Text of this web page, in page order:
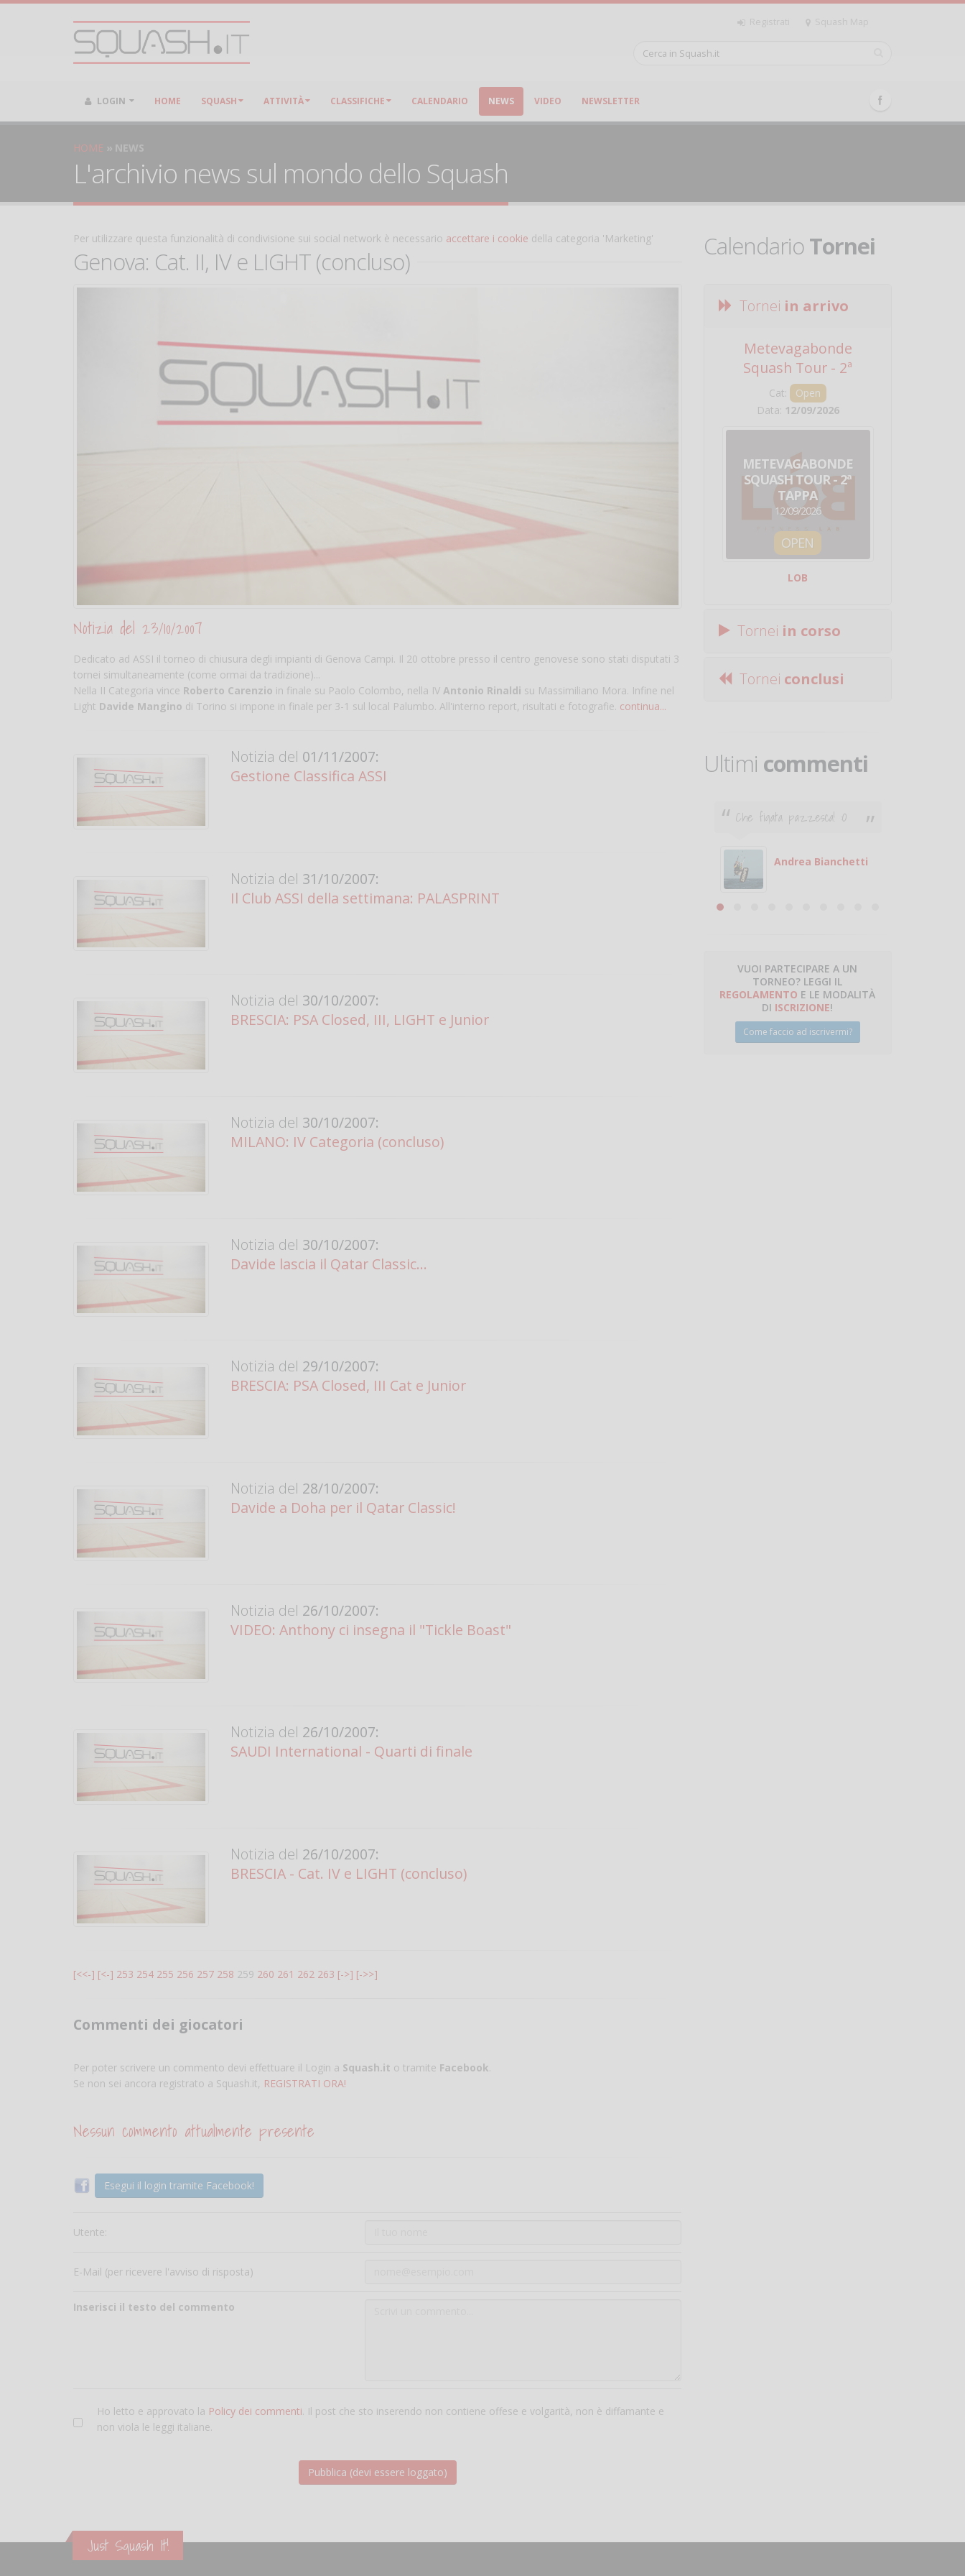
Registrati Squash Map
LOGIN HOME SQUASH ATTIVITÀ CLASSIFICHE CALENDARIO NEWS VIDEO NEWSLETTER
HOME NEWS
L'archivio news sul mondo dello Squash
Per utilizzare questa funzionalità di condivisione sui social network è necessario accettare i cookie della categoria 'Marketing'
Genova: Cat. II, IV e LIGHT (concluso)
Notizia del 23/10/2007
Dedicato ad ASSI il torneo di chiusura degli impianti di Genova Campi. Il 20 ottobre presso il centro genovese sono stati disputati 3
tornei simultaneamente (come ormai da tradizione)...
Nella II Categoria vince Roberto Carenzio in finale su Paolo Colombo, nella IV Antonio Rinaldi su Massimiliano Mora. Infine nel
Light Davide Mangino di Torino si impone in finale per 3-1 sul local Palumbo. All'interno report, risultati e fotografie. continua...
Notizia del 01/11/2007:
Gestione Classifica ASSI
Notizia del 31/10/2007:
Il Club ASSI della settimana: PALASPRINT
Notizia del 30/10/2007:
BRESCIA: PSA Closed, III, LIGHT e Junior
Notizia del 30/10/2007:
MILANO: IV Categoria (concluso)
Notizia del 30/10/2007:
Davide lascia il Qatar Classic...
Notizia del 29/10/2007:
BRESCIA: PSA Closed, III Cat e Junior
Notizia del 28/10/2007:
Davide a Doha per il Qatar Classic!
Notizia del 26/10/2007:
VIDEO: Anthony ci insegna il "Tickle Boast"
Notizia del 26/10/2007:
SAUDI International - Quarti di finale
Notizia del 26/10/2007:
BRESCIA - Cat. IV e LIGHT (concluso)
[<<-] [<-] 253 254 255 256 257 258 259 260 261 262 263 [->] [->>]
Commenti dei giocatori
Per poter scrivere un commento devi effettuare il Login a Squash.it o tramite Facebook.
Se non sei ancora registrato a Squash.it, REGISTRATI ORA!
Nessun commento attualmente presente
Esegui il login tramite Facebook!
Utente:
E-Mail (per ricevere l'avviso di risposta)
Inserisci il testo del commento
Ho letto e approvato la Policy dei commenti. Il post che sto inserendo non contiene offese e volgarità, non è diffamante e
non viola le leggi italiane.
CalendarioTornei
Tornei in arrivo
Metevagabonde
Squash Tour - 2ª
Tappa
Cat:
Open
Data: 12/09/2026
METEVAGABONDE
SQUASH TOUR - 2ª
TAPPA
12/09/2026
OPEN
LOB
Tornei in corso
Tornei conclusi
Ultimi commenti
Che figata pazzesca! :O
Andrea Bianchetti
VUOI PARTECIPARE A UN
TORNEO? LEGGI IL
REGOLAMENTO E LE MODALITÀ
DI ISCRIZIONE!
Come faccio ad iscrivermi?
Just Squash It!